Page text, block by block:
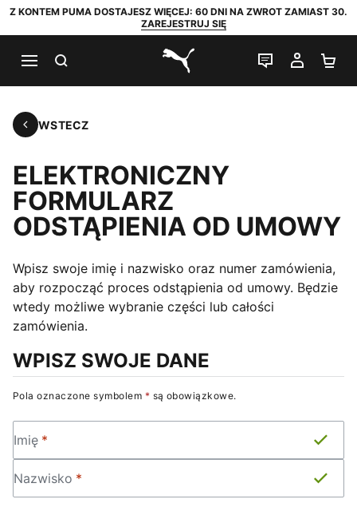
Z KONTEM PUMA DOSTAJESZ WIĘCEJ: 60 DNI NA ZWROT ZAMIAST 30.
ZAREJESTRUJ SIĘ
PUMA.com
CZAT NA
MOJE
WsteczWSTECZ
ELEKTRONICZNY
FORMULARZ
ODSTĄPIENIA OD UMOWY
Wpisz swoje imię i nazwisko oraz numer zamówienia,
aby rozpocząć proces odstąpienia od umowy. Będzie
wtedy możliwe wybranie części lub całości
zamówienia.
WPISZ SWOJE DANE
Pola oznaczone symbolem * są obowiązkowe.
IMIĘ
Imię *
NAZWISKO
Nazwisko *